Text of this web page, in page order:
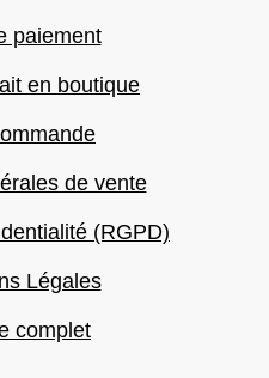
paiement
en boutique
de vente
(RGPD)
Légales
complet